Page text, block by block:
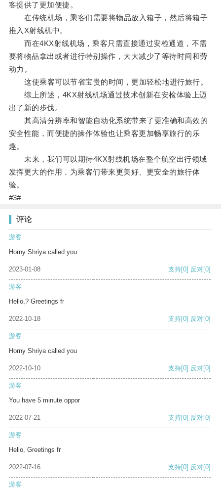
客提供了更加便捷。
在传统机场，乘客们需要将物品放入箱子，然后将箱子
推入X射线机中。
而在4KX射线机场，乘客只需直接通过安检通道，不需
要将物品拿出或者进行特别操作，大大减少了等待时间和劳
动力。
这使乘客可以节省宝贵的时间，更加轻松地进行旅行。
综上所述，4KX射线机场通过技术创新在安检体验上迈
出了新的步伐。
其高清分辨率和智能自动化系统带来了更准确和高效的
安全性能，而便捷的操作体验也让乘客更加畅享旅行的乐
趣。
未来，我们可以期待4KX射线机场在整个航空出行领域
发挥更大的作用，为乘客们带来更美好、更安全的旅行体
验。
#3#
评论
游客
Horny Shriya called you
2023-01-08 支持[0] 反对[0]
游客
Hello,? Greetings fr
2022-10-18 支持[0] 反对[0]
游客
Horny Shriya called you
2022-10-10 支持[0] 反对[0]
游客
You have 5 minute oppor
2022-07-21 支持[0] 反对[0]
游客
Hello, Greetings fr
2022-07-16 支持[0] 反对[0]
游客